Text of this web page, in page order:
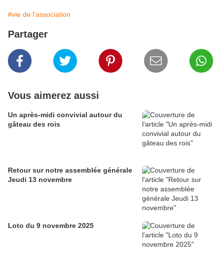
#vie de l'association
Partager
Vous aimerez aussi
Un après-midi convivial autour du
gâteau des rois
Retour sur notre assemblée générale
Jeudi 13 novembre
Loto du 9 novembre 2025